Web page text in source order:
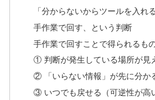
「分からないからツールを入れ
手作業で回す、という判断
手作業で回すことで得られるも
① 判断が発生している場所が見
② 「いらない情報」が先に分か
③ いつでも戻せる（可逆性が高